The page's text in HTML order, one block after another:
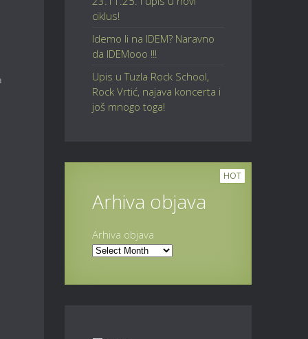
ciklus!
Idemo li na IDEM? Naravno
da IDEMooo !!!
Upis u Tuzla Rock School,
Rock Vrtić, najava koncerta i
još mnogo toga!
HOT
Arhiva objava
Arhiva objava